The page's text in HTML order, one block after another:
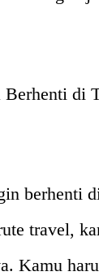
di
berhenti
travel,
Kamu